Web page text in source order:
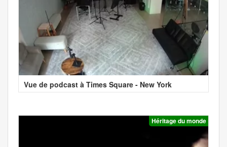
Vue de podcast à Times Square - New York
Héritage du monde